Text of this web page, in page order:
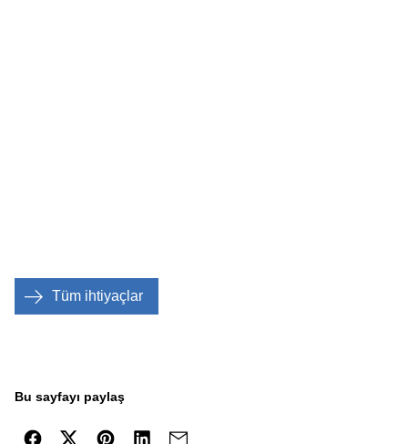
Tüm ihtiyaçlar
Bu sayfayı paylaş